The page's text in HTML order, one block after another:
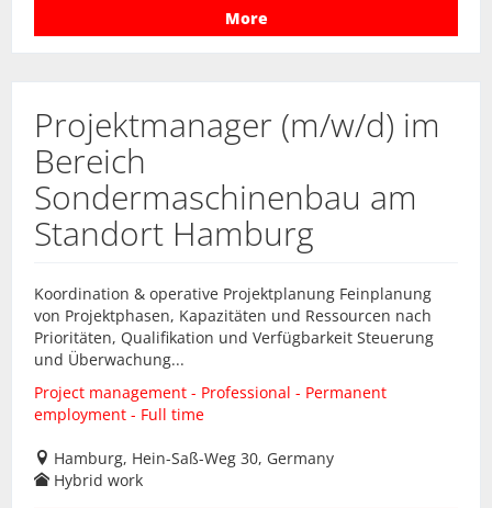
More
Projektmanager (m/w/d) im
Bereich
Sondermaschinenbau am
Standort Hamburg
Koordination & operative Projektplanung Feinplanung
von Projektphasen, Kapazitäten und Ressourcen nach
Prioritäten, Qualifikation und Verfügbarkeit Steuerung
und Überwachung...
Project management - Professional - Permanent
employment - Full time
Hamburg, Hein-Saß-Weg 30, Germany
Hybrid work